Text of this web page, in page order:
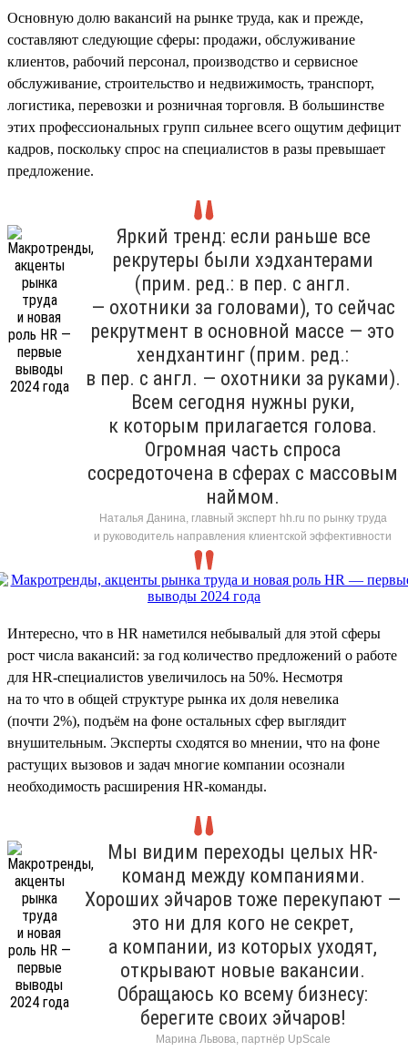
Основную долю вакансий на рынке труда, как и прежде,
составляют следующие сферы: продажи, обслуживание
клиентов, рабочий персонал, производство и сервисное
обслуживание, строительство и недвижимость, транспорт,
логистика, перевозки и розничная торговля. В большинстве
этих профессиональных групп сильнее всего ощутим дефицит
кадров, поскольку спрос на специалистов в разы превышает
предложение.
Яркий тренд: если раньше все
рекрутеры были хэдхантерами
(прим. ред.: в пер. с англ.
— охотники за головами), то сейчас
рекрутмент в основной массе — это
хендхантинг (прим. ред.:
в пер. с англ. — охотники за руками).
Всем сегодня нужны руки,
к которым прилагается голова.
Огромная часть спроса
сосредоточена в сферах с массовым
наймом.
Наталья Данина, главный эксперт hh.ru по рынку труда
и руководитель направления клиентской эффективности
Интересно, что в HR наметился небывалый для этой сферы
рост числа вакансий: за год количество предложений о работе
для HR-специалистов увеличилось на 50%. Несмотря
на то что в общей структуре рынка их доля невелика
(почти 2%), подъём на фоне остальных сфер выглядит
внушительным. Эксперты сходятся во мнении, что на фоне
растущих вызовов и задач многие компании осознали
необходимость расширения HR-команды.
Мы видим переходы целых HR-
команд между компаниями.
Хороших эйчаров тоже перекупают —
это ни для кого не секрет,
а компании, из которых уходят,
открывают новые вакансии.
Обращаюсь ко всему бизнесу:
берегите своих эйчаров!
Марина Львова, партнёр UpScale